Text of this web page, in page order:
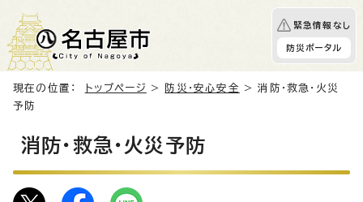
緊急情報なし
防災ポータル
現在の位置： トップページ > 防災・安心安全
> 消防・救急・火災
予防
消防・救急・火災予防